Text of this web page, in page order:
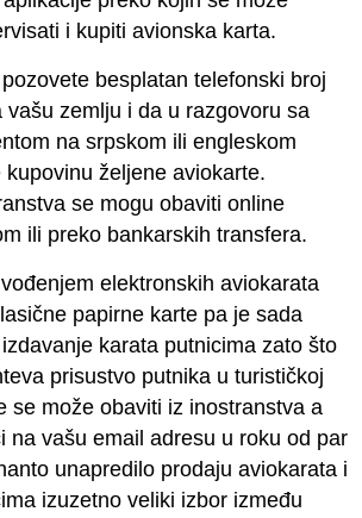
i kupiti avionska karta.
besplatan telefonski broj
vašu zemlju i da u razgovoru sa
na srpskom ili engleskom
željene aviokarte.
se mogu obaviti online
ili preko bankarskih transfera.
elektronskih aviokarata
papirne karte pa je sada
karata putnicima zato što
prisustvo putnika u turističkoj
se može obaviti iz inostranstva a
na vašu email adresu u roku od par
unapredilo prodaju aviokarata i
izuzetno veliki izbor između